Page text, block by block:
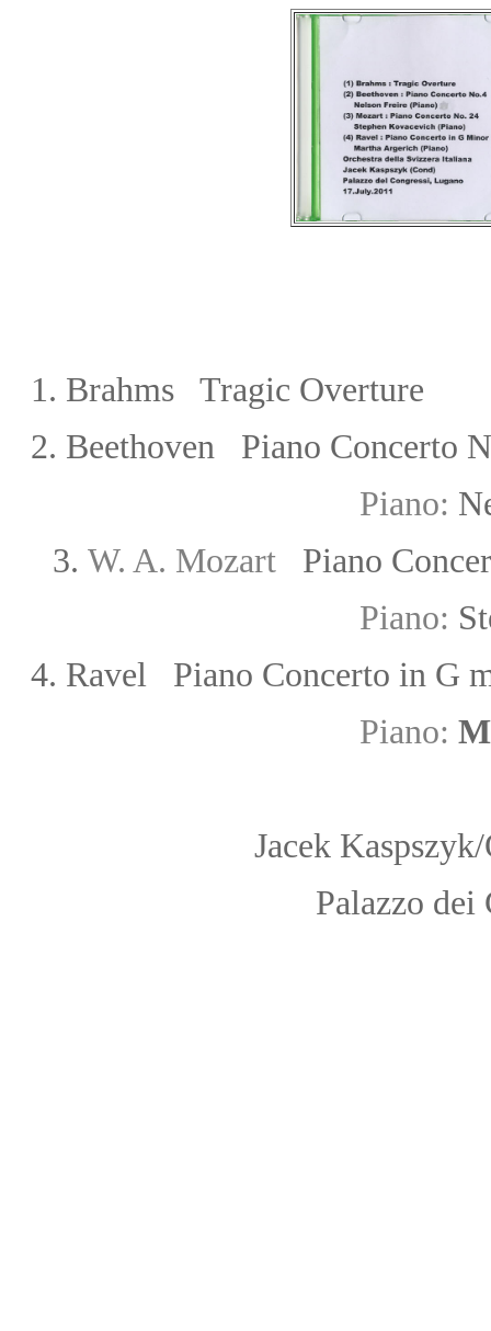
1. Brahms Tragic Overture
2. Beethoven Piano Concerto
Piano:
3. W. A. Mozart Piano
Piano:
4. Ravel Piano Concerto in G
Piano:
Jacek Kaspszyk/
Palazzo